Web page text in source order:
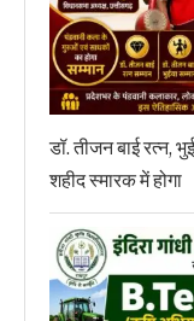
डॉ. तीजन बाई रत्न,
शहीद स्मारक में होगा